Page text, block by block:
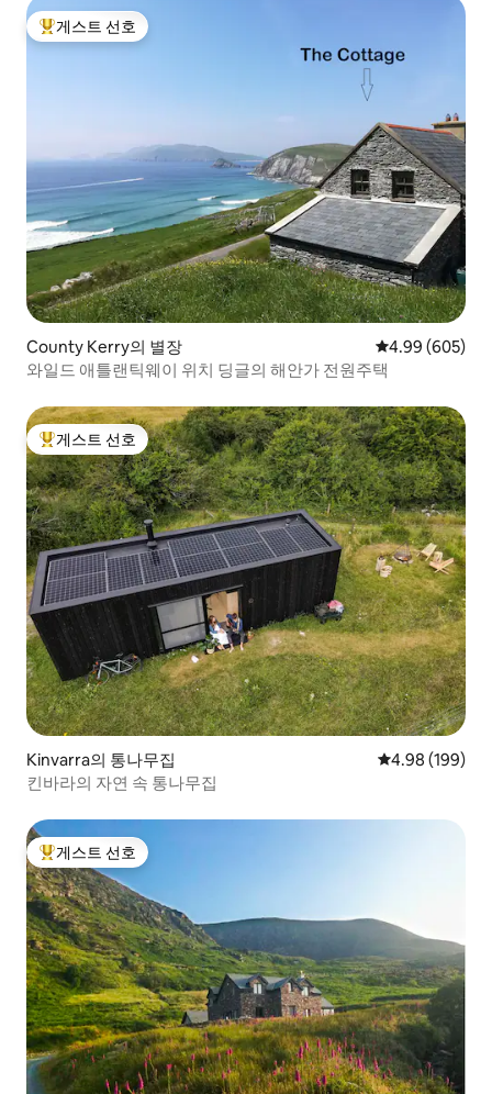
상위 게스트 선호
게스트 선호
County Kerry의 별장 평점 4.99점(5
4.99 (605)
와일드 애틀랜틱웨이 위치 딩글의 해안가 전원주택
상위 게스트 선호
게스트 선호
Kinvarra의 통나무집 평점 4.98점(5
4.98 (199)
킨바라의 자연 속 통나무집
상위 게스트 선호
게스트 선호